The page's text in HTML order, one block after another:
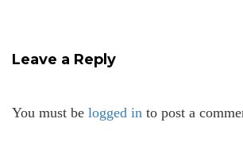
Leave a Reply
You must be logged in to post a